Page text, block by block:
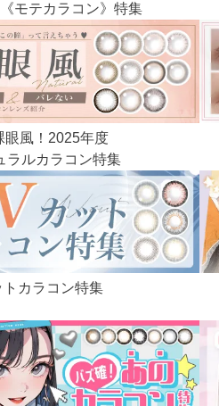
《モテカラコン》特集
眼風！2025年度
ラルカラコン特集
トカラコン特集